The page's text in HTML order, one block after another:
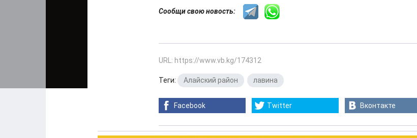
Сообщи свою новость:
URL: https://www.vb.kg/174312
Теги: Алайский район лавина
Facebook Twitter Вконтакте